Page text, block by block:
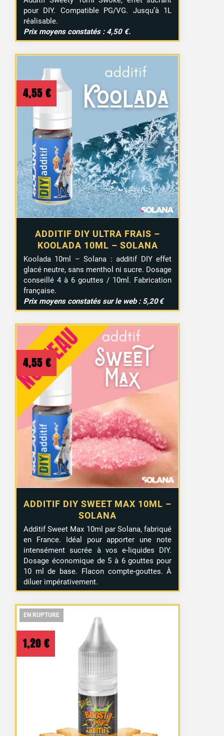
pour DIY. Compatible PG/VG. Jusqu’à 1L
réalisable.
Prix moyens constatés : 4,50 €.
ADDITIF DIY ULTRA FRAIS –
KOOLADA 10ML – SOLANA
4,55 €
Koolada 10ml – Solana : additif DIY effet
glacé neutre, sans menthol ni sucre. Dosage
conseillé 4 à 6 gouttes / 10ml. Fabrication
française.
Prix moyens constatés sur le web : 5,20 €
ADDITIF DIY SWEET MAX 10ML –
SOLANA
4,55 €
Additif Sweet Max 10ml par Solana, fabriqué
en France. Idéal pour apporter une note
intensément sucrée à vos e-liquides DIY.
Dosage économique de 5 à 6 gouttes pour
10 ml de base. Flacon compte-gouttes. À
diluer impérativement.
EN RUPTURE
EN RUPTURE
1,20 €
EN RUPTURE